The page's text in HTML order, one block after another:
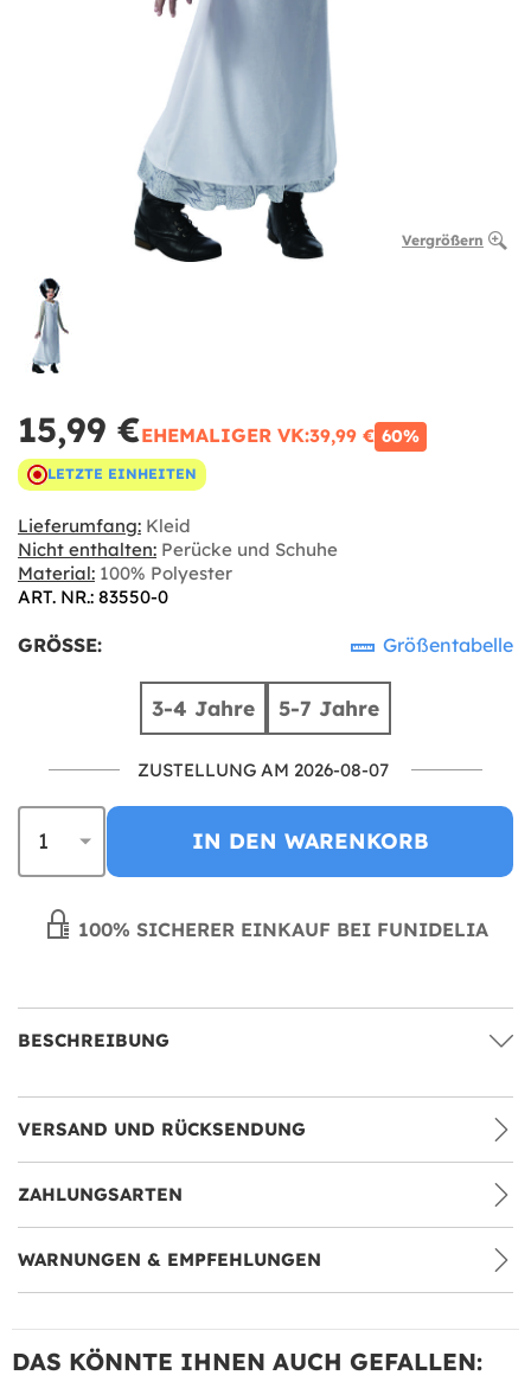
Vergrößern
15,99 €EHEMALIGER VK:39,99 € 60%
LETZTE EINHEITEN
Lieferumfang: Kleid
Nicht enthalten: Perücke und Schuhe
Material: 100% Polyester
ART. NR.: 83550-0
GRÖSSE: Größentabelle
3-4 Jahre 5-7 Jahre
ZUSTELLUNG AM 2026-08-07
IN DEN WARENKORB
100% SICHERER EINKAUF BEI FUNIDELIA
BESCHREIBUNG
VERSAND UND RÜCKSENDUNG
ZAHLUNGSARTEN
WARNUNGEN & EMPFEHLUNGEN
DAS KÖNNTE IHNEN AUCH GEFALLEN: